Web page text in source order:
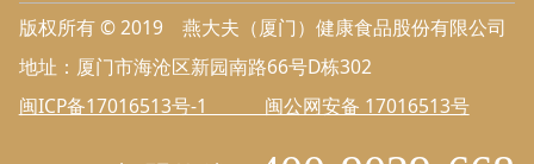
版权所有 © 2019 燕大夫（厦门）健康食品股份有限公司
地址：厦门市海沧区新园南路66号D栋302
闽ICP备17016513号-1 闽公网安备 17016513号